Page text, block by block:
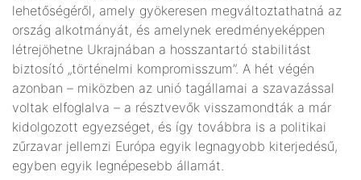
lehetőségéről, amely gyökeresen megváltoztathatná az
ország al­kot­mányát, és amelynek eredményeképpen
létrejöhetne Ukrajnában a hosszantartó stabilitást
biztosító „történelmi kompromisszum”. A hét végén
azonban – miközben az unió tagállamai a szavazással
voltak elfoglalva – a résztvevők visszamondták a már
kidolgozott egyezséget, és így továbbra is a politikai
zűrzavar jellemzi Európa egyik legnagyobb kiterjedésű,
egyben egyik legnépesebb államát.